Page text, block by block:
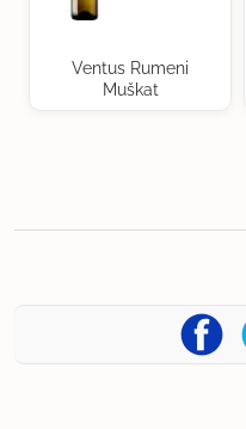
Ventus Rumeni
Muškat